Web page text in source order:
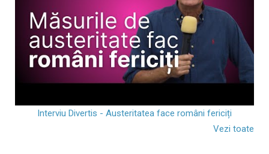
Interviu Divertis - Austeritatea face români fericiți
Vezi toate